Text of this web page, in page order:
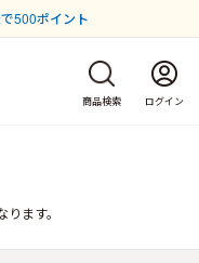
500ポイント
商品検索 ログイン
ます。